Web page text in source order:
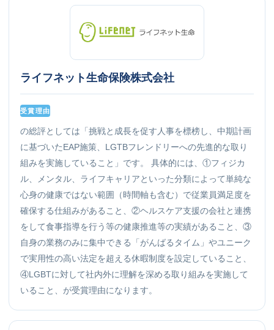
ライフネット生命保険株式会社
受賞理由
の総評としては「挑戦と成長を促す人事を標榜し、中期計画
に基づいたEAP施策、LGTBフレンドリーへの先進的な取り
組みを実施していること」です。 具体的には、①フィジカ
ル、メンタル、ライフキャリアといった分類によって単純な
心身の健康ではない範囲（時間軸も含む）で従業員満足度を
確保する仕組みがあること、②ヘルスケア支援の会社と連携
をして食事指導を行う等の健康推進等の実績があること、③
自身の業務のみに集中できる「がんばるタイム」やユニーク
で実用性の高い法定を超える休暇制度を設定していること、
④LGBTに対して社内外に理解を深める取り組みを実施して
いること、が受賞理由になります。